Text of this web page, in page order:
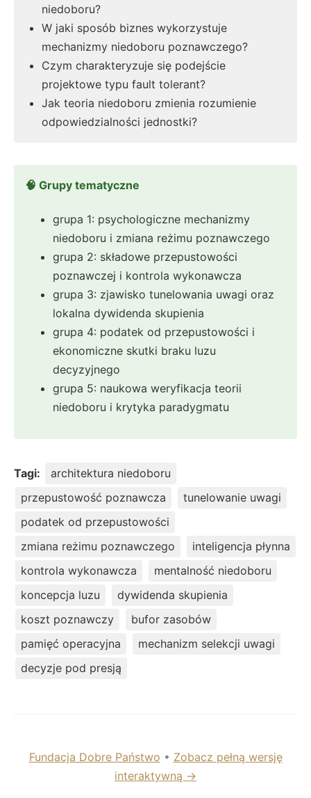
niedoboru?
W jaki sposób biznes wykorzystuje
mechanizmy niedoboru poznawczego?
Czym charakteryzuje się podejście
projektowe typu fault tolerant?
Jak teoria niedoboru zmienia rozumienie
odpowiedzialności jednostki?
🧠 Grupy tematyczne
grupa 1: psychologiczne mechanizmy
niedoboru i zmiana reżimu poznawczego
grupa 2: składowe przepustowości
poznawczej i kontrola wykonawcza
grupa 3: zjawisko tunelowania uwagi oraz
lokalna dywidenda skupienia
grupa 4: podatek od przepustowości i
ekonomiczne skutki braku luzu
decyzyjnego
grupa 5: naukowa weryfikacja teorii
niedoboru i krytyka paradygmatu
Tagi:
architektura niedoboru
przepustowość poznawcza
tunelowanie uwagi
podatek od przepustowości
zmiana reżimu poznawczego
inteligencja płynna
kontrola wykonawcza
mentalność niedoboru
koncepcja luzu
dywidenda skupienia
koszt poznawczy
bufor zasobów
pamięć operacyjna
mechanizm selekcji uwagi
decyzje pod presją
Fundacja Dobre Państwo • Zobacz pełną wersję
interaktywną →